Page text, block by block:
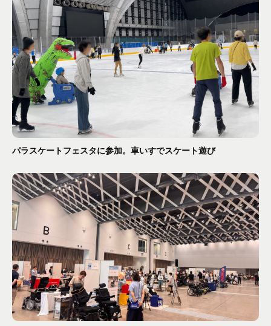
パラスケートフェスタに参加。車いすでスケート遊び